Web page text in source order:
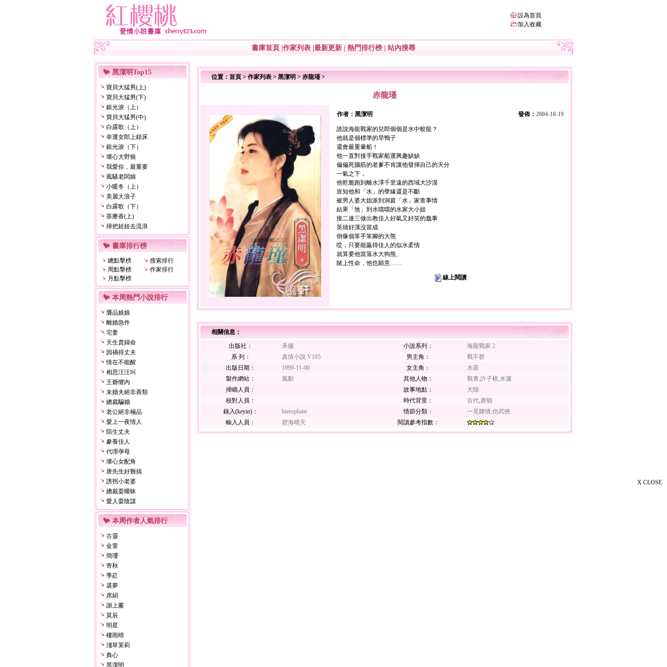
X CLOSE
設為首頁
加入收藏
書庫首頁 作家列表 最新更新 熱門排行榜 站內搜尋
黑潔明Top15
寶貝大猛男(上)
寶貝大猛男(下)
銀光淚（上）
寶貝大猛男(中)
白露歌（上）
幸運女郎上錯床
銀光淚（下）
壞心大野狼
我愛你，最重要
風騷老闆娘
小暖冬（上）
美麗大浪子
白露歌（下）
荼蘼香(上)
掃把娃娃去流浪
書庫排行榜
總點擊榜
搜索排行
周點擊榜
作家排行
月點擊榜
本周熱門小說排行
贗品娘娘
離婚急件
宅妻
天生貴婦命
因禍得丈夫
情在不能醒
相思汪汪叫
王爺懼內
未婚夫絕非善類
總裁騙婚
老公絕非極品
愛上一夜情人
陌生丈夫
豢養佳人
代理孕母
壞心女配角
唐先生好難搞
誘拐小老婆
總裁耍曖昧
愛人耍陰謀
本周作者人氣排行
古靈
金萱
簡瓔
寄秋
季葒
裘夢
席絹
謝上薰
莫辰
明星
樓雨晴
淺草茉莉
典心
黑潔明
位置： 首頁 > 作家列表 > 黑潔明 > 赤龍瑾>
赤龍瑾
作者： 黑潔明 發佈： 2004-10-19
誰說海龍戰家的兒郎個個是水中蛟龍？
他就是個標準的旱鴨子
還會嚴重暈船！
他一直對接手戰家船運興趣缺缺
偏偏死腦筋的老爹不肯讓他發揮自己的天分
一氣之下，
他乾脆跑到離水澤千里遠的西域大沙漠
豈知他和「水」的孽緣還是不斷
被男人婆大姐派到洞庭「水」家查事情
結果「煞」到水噹噹的水家大小姐
接二連三做出教佳人好氣又好笑的蠢事
英雄好漢沒當成
倒像個笨手笨腳的大熊
哎，只要能贏得佳人的似水柔情
就算要他當落水大狗熊、
賭上性命，他也願意……
線上閱讀
相關信息：
出版社：
禾揚 小說系列：
海龍戰家 2
系 列：
真情小說 V195 男主角：
戰不群
出版日期：
1999-11-00 女主角：
水若
製作網站：
風動 其他人物：
戰青,許子棋,水蓮
掃瞄人員：
故事地點：
大陸
校對人員：
時代背景：
古代,唐朝
錄入(keyin)：
hierophant 情節分類：
一見鍾情,仿武俠
輸入人員：
碧海晴天 閱讀參考指數：